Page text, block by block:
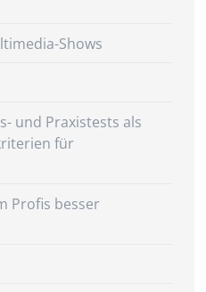
Shows
und Praxistests als
für
Profis besser